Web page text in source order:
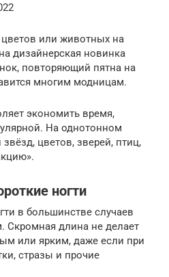
или животных на
дизайнерская новинка
повторяющий пятна на
многим модницам.
экономить время,
На однотонном
цветов, зверей, птиц,
ногти
в большинстве случаев
Скромная длина не делает
или ярким, даже если при
стразы и прочие